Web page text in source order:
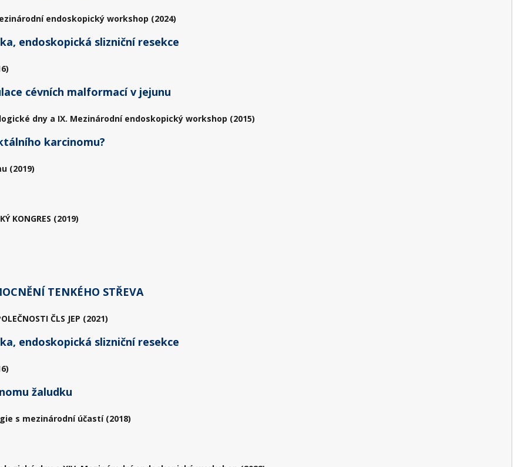
endoskopický workshop (2024)
endoskopická slizniční resekce
cévních malformací v jejunu
dny a IX. Mezinárodní endoskopický workshop (2015)
karcinomu?
(2019)
KONGRES (2019)
TENKÉHO STŘEVA
ČLS JEP (2021)
endoskopická slizniční resekce
žaludku
s mezinárodní účastí (2018)